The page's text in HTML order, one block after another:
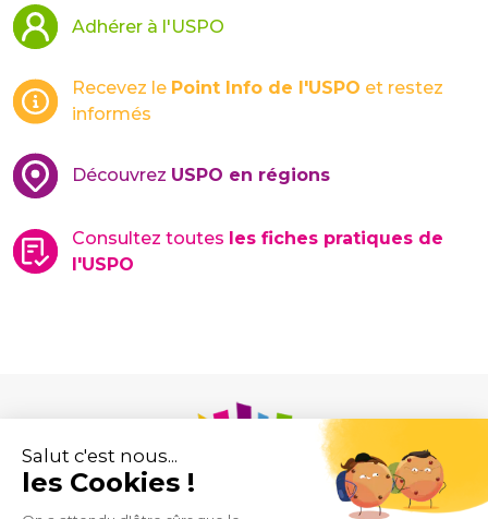
Adhérer à l'USPO
Recevez le Point Info de l'USPO et restez
informés
Découvrez USPO en régions
Consultez toutes les fiches pratiques de
l'USPO